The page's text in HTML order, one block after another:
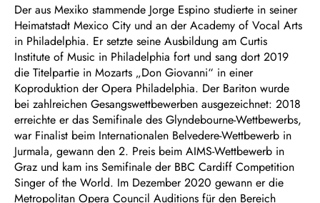
Der aus Mexiko stammende Jorge Espino studierte in seiner
Heimatstadt Mexico City und an der Academy of Vocal Arts
in Philadelphia. Er setzte seine Ausbildung am Curtis
Institute of Music in Philadelphia fort und sang dort 2019
die Titelpartie in Mozarts „Don Giovanni“ in einer
Koproduktion der Opera Philadelphia. Der Bariton wurde
bei zahlreichen Gesangswettbewerben ausgezeichnet: 2018
erreichte er das Semifinale des Glyndebourne-Wettbewerbs,
war Finalist beim Internationalen Belvedere-Wettbewerb in
Jurmala, gewann den 2. Preis beim AIMS-Wettbewerb in
Graz und kam ins Semifinale der BBC Cardiff Competition
Singer of the World. Im Dezember 2020 gewann er die
Metropolitan Opera Council Auditions für den Bereich